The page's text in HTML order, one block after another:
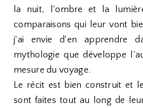
la nuit, l'ombre et la
comparaisons qui leur vont
j'ai envie d'en apprendre
mythologie que développe
mesure du voyage.
Le récit est bien construit et
sont faites tout au long de